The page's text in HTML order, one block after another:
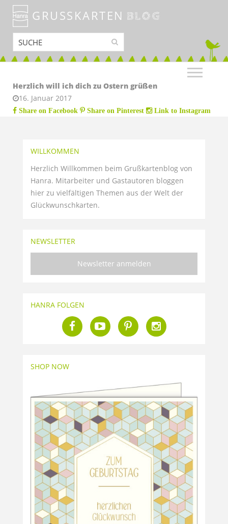
GRUSSKARTEN BLOG
Herzlich will ich dich zu Ostern grüßen
16. Januar 2017
Share on Facebook Share on Pinterest Link to Instagram
WILLKOMMEN
Herzlich Willkommen beim Grußkartenblog von
Hanra. Mitarbeiter und Gastautoren bloggen
hier zu vielfältigen Themen aus der Welt der
Glückwunschkarten.
NEWSLETTER
Newsletter anmelden
HANRA FOLGEN
SHOP NOW